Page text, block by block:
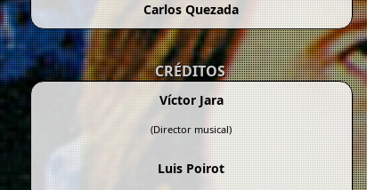
Carlos Quezada
CRÉDITOS
Víctor Jara
(Director musical)
Luis Poirot